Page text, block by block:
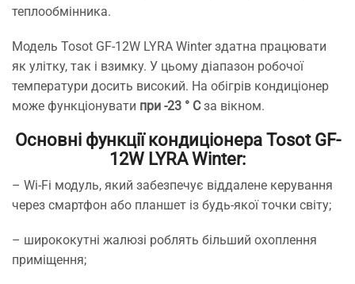
теплообмінника.
Модель Tosot GF-12W LYRA Winter здатна працювати
як улітку, так і взимку. У цьому діапазон робочої
температури досить високий. На обігрів кондиціонер
може функціонувати при -23 ° Сза вікном.
Основні функції кондиціонера Tosot GF-
12W LYRA Winter:
– Wi-Fi модуль, який забезпечує віддалене керування
через смартфон або планшет із будь-якої точки світу;
– ширококутні жалюзі роблять більший охоплення
приміщення;